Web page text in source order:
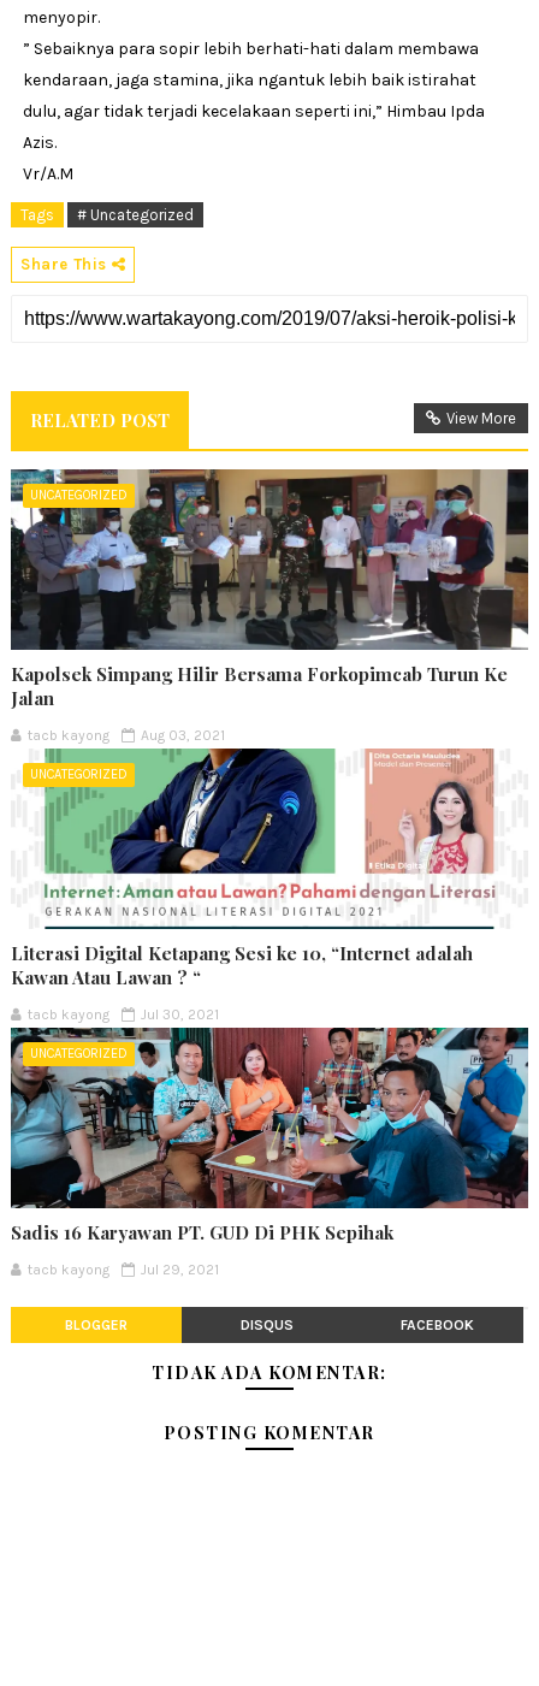
menyopir.
” Sebaiknya para sopir lebih berhati-hati dalam membawa
kendaraan, jaga stamina, jika ngantuk lebih baik istirahat
dulu, agar tidak terjadi kecelakaan seperti ini,” Himbau Ipda
Azis.
Vr/A.M
Tags # Uncategorized
Share This
RELATED POST View More
UNCATEGORIZED
Kapolsek Simpang Hilir Bersama Forkopimcab Turun Ke
Jalan
tacb kayong Aug 03, 2021
UNCATEGORIZED
Literasi Digital Ketapang Sesi ke 10, “Internet adalah
Kawan Atau Lawan ? “
tacb kayong Jul 30, 2021
UNCATEGORIZED
Sadis 16 Karyawan PT. GUD Di PHK Sepihak
tacb kayong Jul 29, 2021
BLOGGER DISQUS FACEBOOK
TIDAK ADA KOMENTAR:
POSTING KOMENTAR